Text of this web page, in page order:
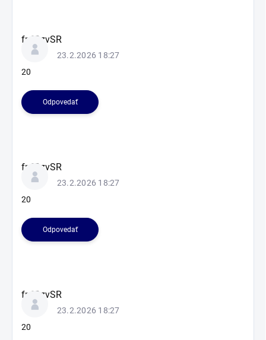
fnfOzvSR
23.2.2026 18:27
20
Odpovedať
fnfOzvSR
23.2.2026 18:27
20
Odpovedať
fnfOzvSR
23.2.2026 18:27
20